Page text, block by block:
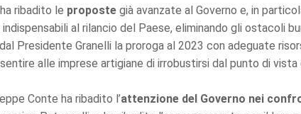
ribadito le proposte già avanzate al Governo e, in
al rilancio del Paese, eliminando gli ostacoli
Presidente Granelli la proroga al 2023 con adeguate
alle imprese artigiane di irrobustirsi dal punto di vista
Conte ha ribadito l’attenzione del Governo nei